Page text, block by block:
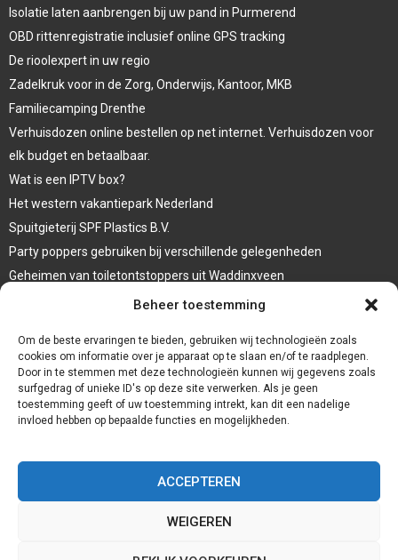
Beheer toestemming
Om de beste ervaringen te bieden, gebruiken wij technologieën zoals
cookies om informatie over je apparaat op te slaan en/of te raadplegen.
Door in te stemmen met deze technologieën kunnen wij gegevens zoals
surfgedrag of unieke ID's op deze site verwerken. Als je geen
toestemming geeft of uw toestemming intrekt, kan dit een nadelige
invloed hebben op bepaalde functies en mogelijkheden.
ACCEPTEREN
WEIGEREN
Isolatie laten aanbrengen bij uw pand in Purmerend
OBD rittenregistratie inclusief online GPS tracking
De rioolexpert in uw regio
Zadelkruk voor in de Zorg, Onderwijs, Kantoor, MKB
Familiecamping Drenthe
Verhuisdozen online bestellen op net internet. Verhuisdozen voor
elk budget en betaalbaar.
Wat is een IPTV box?
Het western vakantiepark Nederland
Spuitgieterij SPF Plastics B.V.
Party poppers gebruiken bij verschillende gelegenheden
Geheimen van toiletontstoppers uit Waddinxveen
Vormen van terrasaankleding